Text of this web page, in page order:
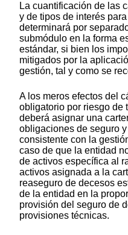
La cuantificación de las
y de tipos de interés
determinará por
submódulo en la forma
estándar, si bien los
mitigados por la
gestión, tal y como se
A los meros efectos del
obligatorio por riesgo de
deberá asignar una
obligaciones de seguro
consistente con la
caso de que la entidad
de activos específica al
activos asignada a la
reaseguro de decesos
de la entidad en la
provisión del seguro de
provisiones técnicas.